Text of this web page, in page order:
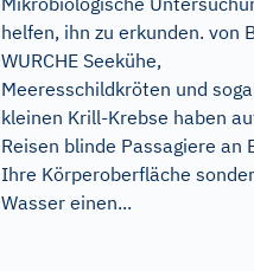
helfen, ihn zu erkunden. von
WURCHE Seekühe,
Meeresschildkröten und
kleinen Krill-Krebse haben
Reisen blinde Passagiere an
Ihre Körperoberfläche
Wasser einen...